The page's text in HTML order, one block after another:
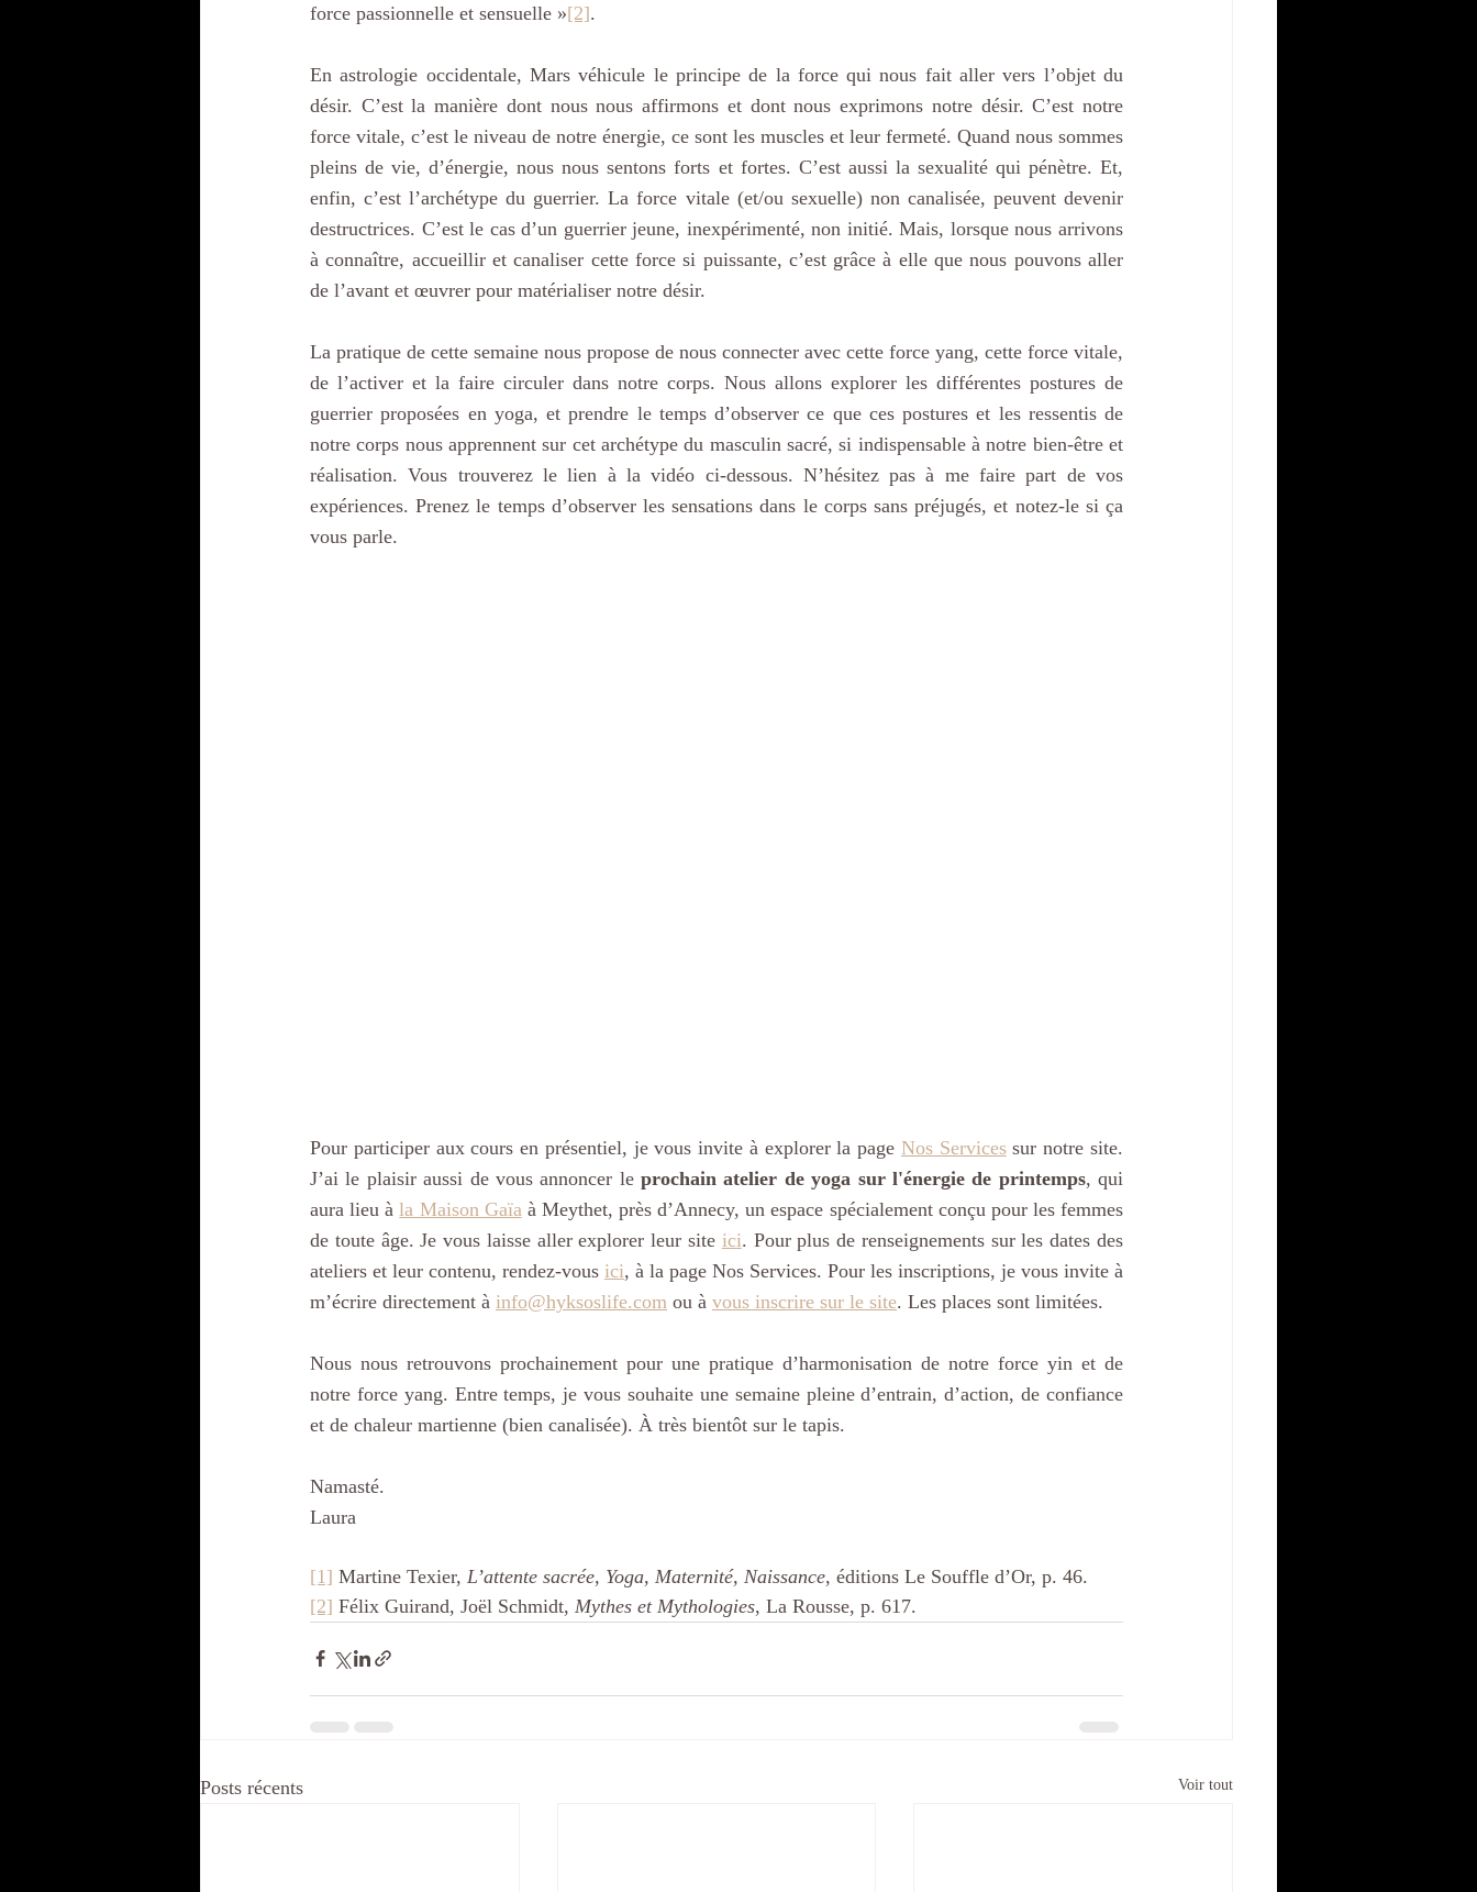
force passionnelle et sensuelle »[2].
En astrologie occidentale, Mars véhicule le principe de la force qui nous fait aller vers l’objet du
désir. C’est la manière dont nous nous affirmons et dont nous exprimons notre désir. C’est notre
force vitale, c’est le niveau de notre énergie, ce sont les muscles et leur fermeté. Quand nous sommes
pleins de vie, d’énergie, nous nous sentons forts et fortes. C’est aussi la sexualité qui pénètre. Et,
enfin, c’est l’archétype du guerrier. La force vitale (et/ou sexuelle) non canalisée, peuvent devenir
destructrices. C’est le cas d’un guerrier jeune, inexpérimenté, non initié. Mais, lorsque nous arrivons
à connaître, accueillir et canaliser cette force si puissante, c’est grâce à elle que nous pouvons aller
de l’avant et œuvrer pour matérialiser notre désir.
La pratique de cette semaine nous propose de nous connecter avec cette force yang, cette force vitale,
de l’activer et la faire circuler dans notre corps. Nous allons explorer les différentes postures de
guerrier proposées en yoga, et prendre le temps d’observer ce que ces postures et les ressentis de
notre corps nous apprennent sur cet archétype du masculin sacré, si indispensable à notre bien-être et
réalisation. Vous trouverez le lien à la vidéo ci-dessous. N’hésitez pas à me faire part de vos
expériences. Prenez le temps d’observer les sensations dans le corps sans préjugés, et notez-le si ça
vous parle.
Pour participer aux cours en présentiel, je vous invite à explorer la page Nos Services sur notre site.
J’ai le plaisir aussi de vous annoncer le prochain atelier de yoga sur l'énergie de printemps, qui
aura lieu à la Maison Gaïa à Meythet, près d’Annecy, un espace spécialement conçu pour les femmes
de toute âge. Je vous laisse aller explorer leur site ici. Pour plus de renseignements sur les dates des
ateliers et leur contenu, rendez-vous ici, à la page Nos Services. Pour les inscriptions, je vous invite à
m’écrire directement à info@hyksoslife.com ou à vous inscrire sur le site. Les places sont limitées.
Nous nous retrouvons prochainement pour une pratique d’harmonisation de notre force yin et de
notre force yang. Entre temps, je vous souhaite une semaine pleine d’entrain, d’action, de confiance
et de chaleur martienne (bien canalisée). À très bientôt sur le tapis.
Namasté.
Laura
[1] Martine Texier, L’attente sacrée, Yoga, Maternité, Naissance, éditions Le Souffle d’Or, p. 46.
[2] Félix Guirand, Joël Schmidt, Mythes et Mythologies, La Rousse, p. 617.
Posts récents Voir tout